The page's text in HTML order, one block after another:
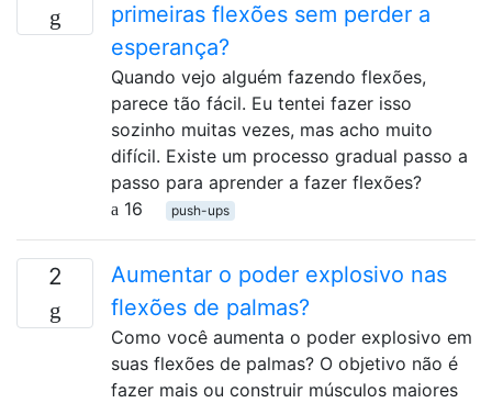
primeiras flexões sem perder a
esperança?
Quando vejo alguém fazendo flexões,
parece tão fácil. Eu tentei fazer isso
sozinho muitas vezes, mas acho muito
difícil. Existe um processo gradual passo a
passo para aprender a fazer flexões?
16
push-ups
2
Aumentar o poder explosivo nas
flexões de palmas?
Como você aumenta o poder explosivo em
suas flexões de palmas? O objetivo não é
fazer mais ou construir músculos maiores